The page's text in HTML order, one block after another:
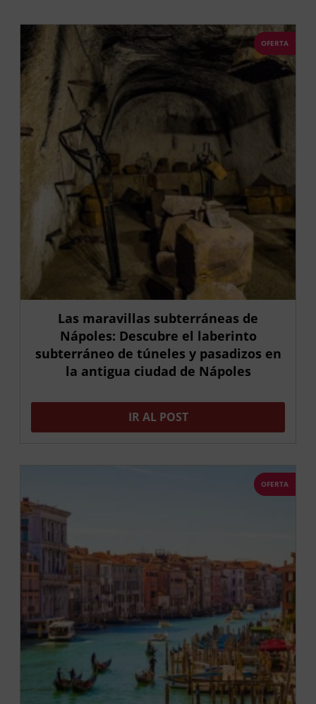
OFERTA
Las maravillas subterráneas de
Nápoles: Descubre el laberinto
subterráneo de túneles y pasadizos en
la antigua ciudad de Nápoles
IR AL POST
OFERTA